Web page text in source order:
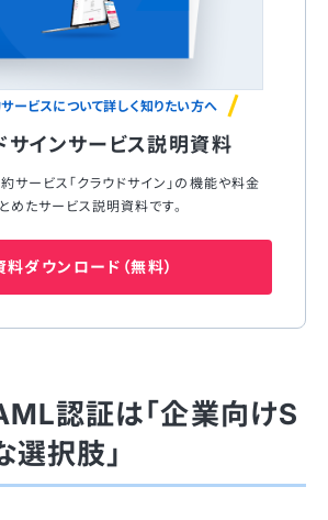
ービスについて詳しく知りたい方へ
サインサービス説明資料
サービス「クラウドサイン」の機能や料金
めたサービス説明資料です。
料ダウンロード（無料）
認証は「企業向けS
択肢」